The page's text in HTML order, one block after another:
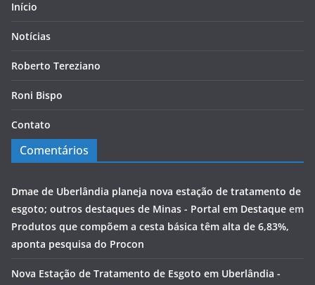
Início
Notícias
Roberto Tereziano
Roni Bispo
Contato
Comentários
Dmae de Uberlândia planeja nova estação de tratamento de
esgoto; outros destaques de Minas - Portal em Destaque em
Produtos que compõem a cesta básica têm alta de 6,83%,
aponta pesquisa do Procon
Nova Estação de Tratamento de Esgoto em Uberlândia -